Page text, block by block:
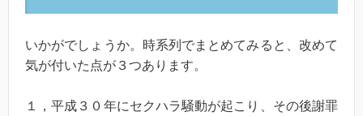
いかがでしょうか。時系列でまとめてみると、改めて
気が付いた点が３つあります。
１，平成３０年にセクハラ騒動が起こり、その後謝罪